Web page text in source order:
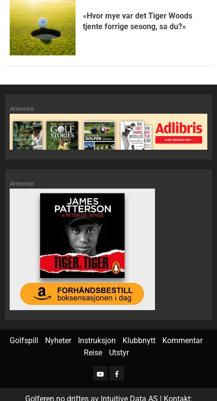
«Hvor mye var det Tiger Woods
tjente forrige sesong, sa du?»
Annonse
Annonse
Golfspill Nyheter Instruksjon Klubbnytt
Kommentar
Reise
Utstyr
Golferen.no driftes av Intuitive Data AS | Kontakt: